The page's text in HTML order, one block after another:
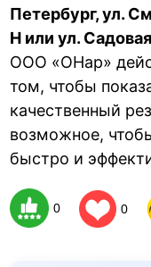
Петербург, ул.
Н или ул.
ООО «ОНар»
том, чтобы
качественный
возможное,
быстро и
0 0